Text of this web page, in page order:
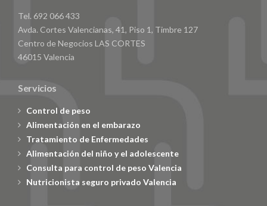
Tel. 692 066 433
Avda. Cortes Valencianas, 41, Piso 1, Timbre 127
Centro de Negocios LAS CORTES
46015 Valencia
Servicios
Control de peso
Alimentación en el embarazo
Tratamiento de Enfermedades
Alimentación del niño y el adolescente
Consulta para control de peso Valencia
Nutricionista seguro privado Valencia